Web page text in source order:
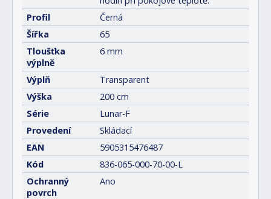
Profil
Černá
Šířka
65
Tloušťka
výplně
6 mm
Výplň
Transparent
Výška
200 cm
Série
Lunar-F
Provedení
Skládací
EAN
5905315476487
Kód
836-065-000-70-00-L
Ochranný
povrch
Ano